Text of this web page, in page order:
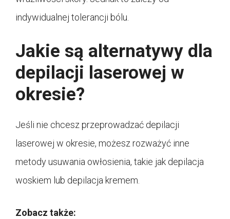
indywidualnej tolerancji bólu.
Jakie są alternatywy dla
depilacji laserowej w
okresie?
Jeśli nie chcesz przeprowadzać depilacji
laserowej w okresie, możesz rozważyć inne
metody usuwania owłosienia, takie jak depilacja
woskiem lub depilacja kremem.
Zobacz także: